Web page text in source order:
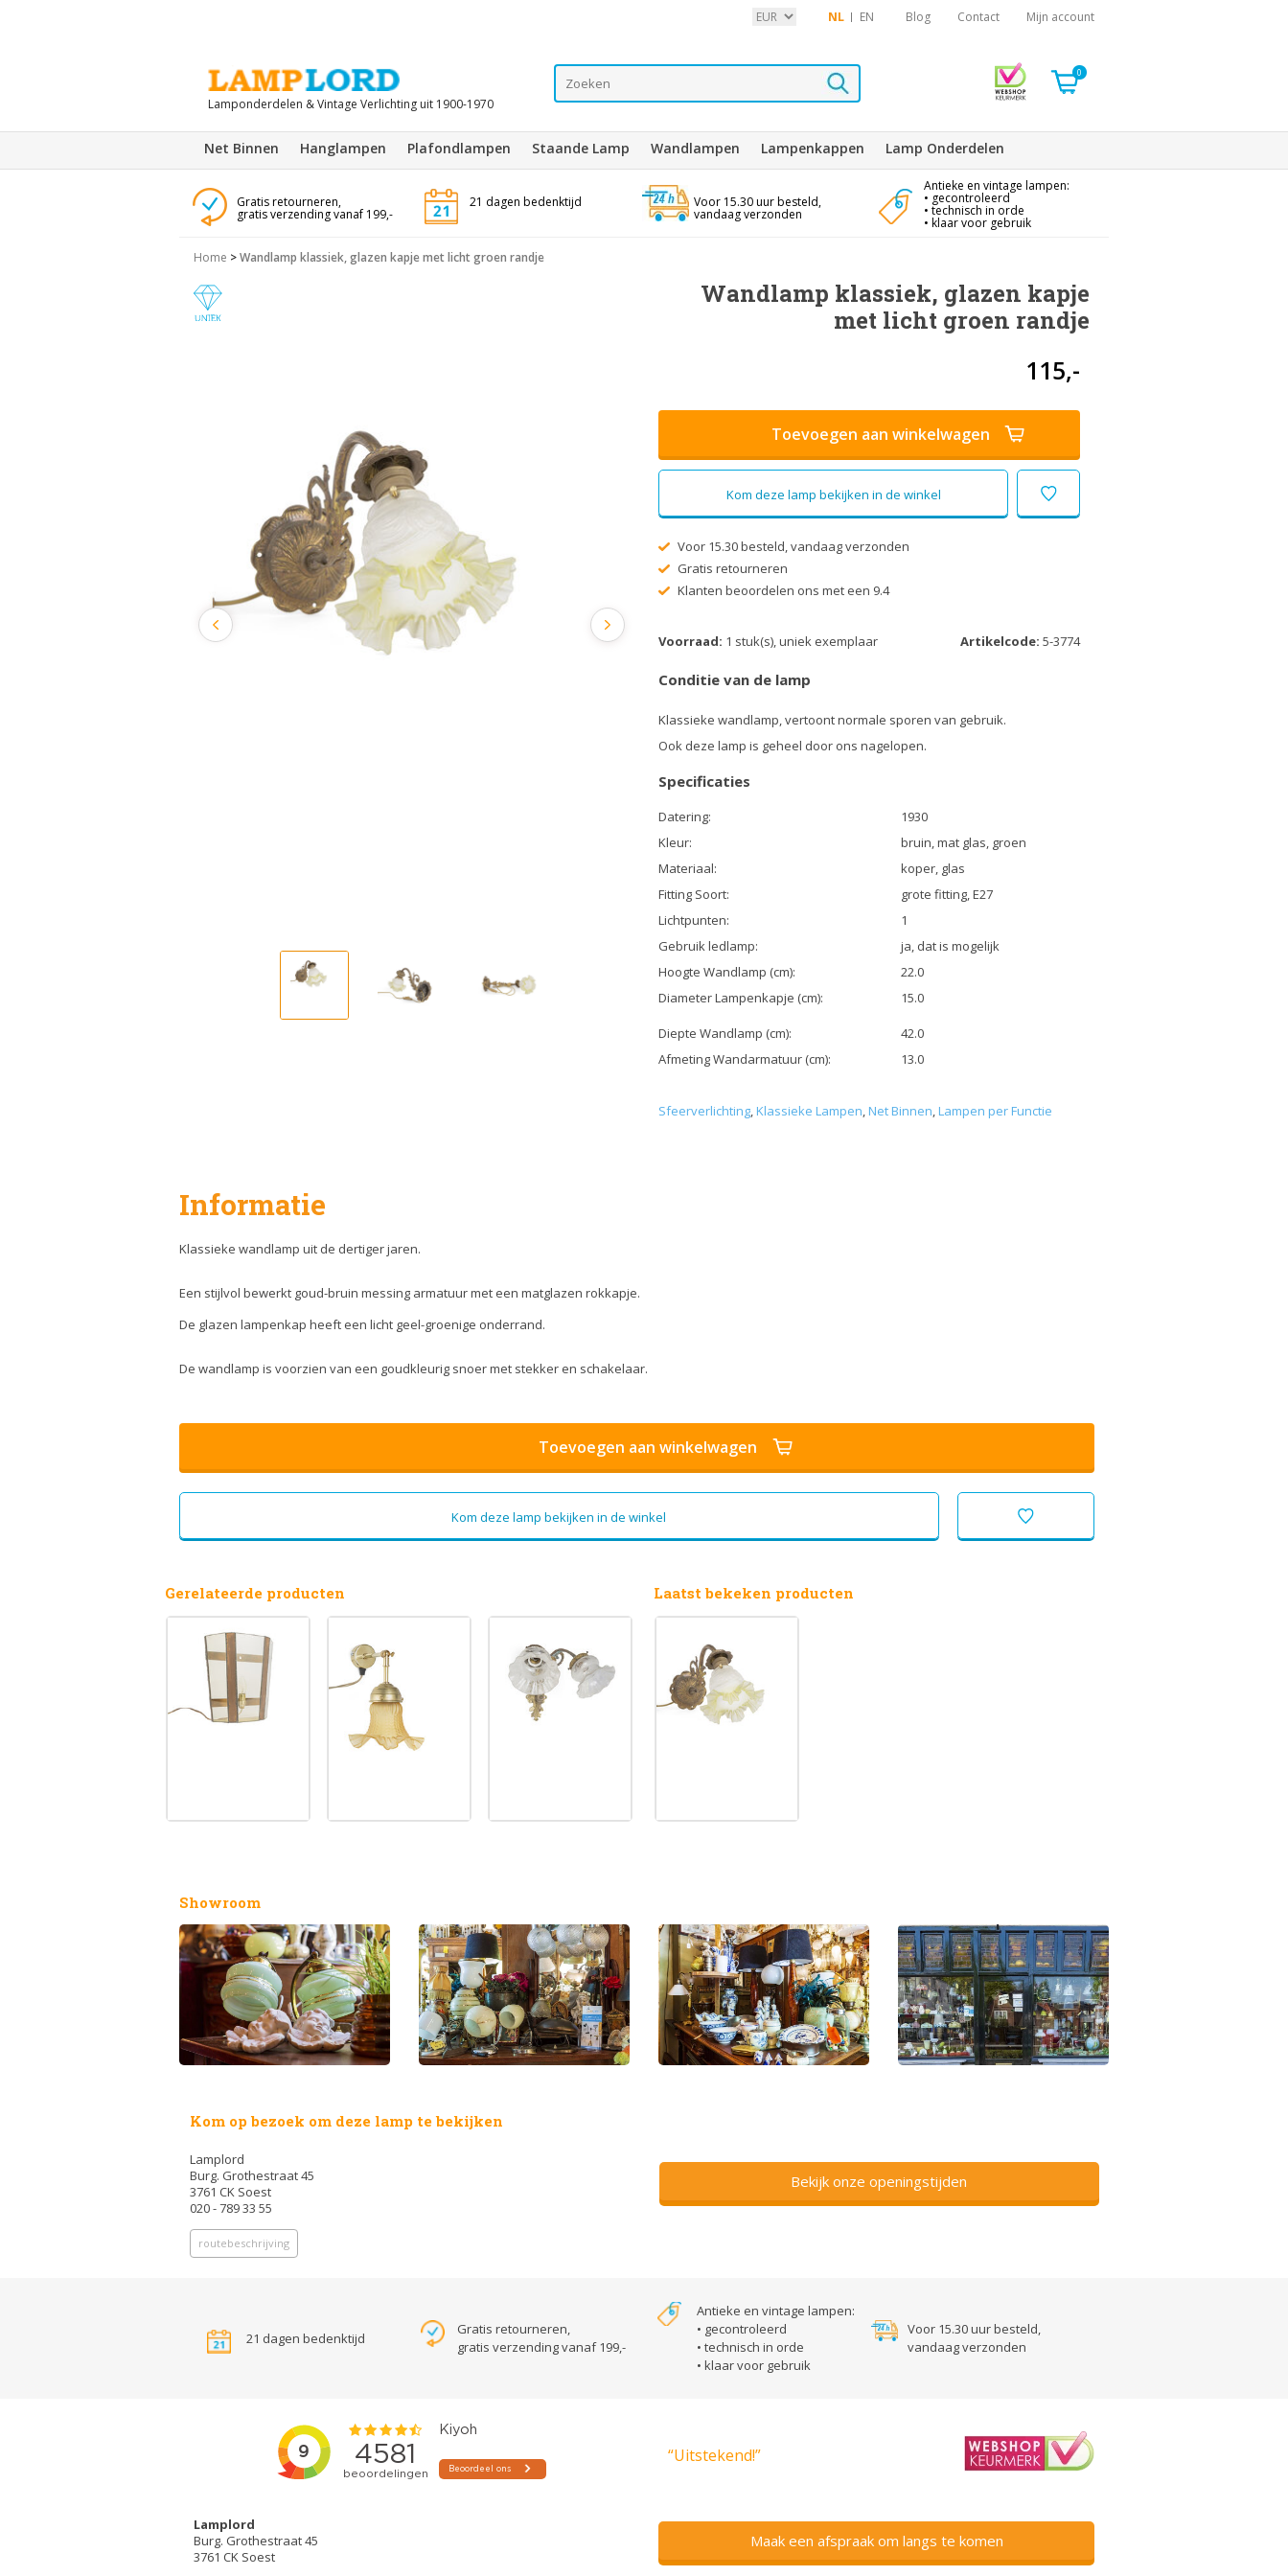
NL EN Blog Contact Mijn account
Lamponderdelen & Vintage Verlichting uit 1900-1970
0
Net Binnen Hanglampen Plafondlampen Staande Lamp Wandlampen Lampenkappen Lamp Onderdelen
Gratis retourneren,
gratis verzending vanaf 199,-
21 dagen bedenktijd Voor 15.30 uur besteld,
vandaag verzonden
Antieke en vintage lampen:
• gecontroleerd
• technisch in orde
• klaar voor gebruik
Home >Wandlamp klassiek, glazen kapje met licht groen randje
Wandlamp klassiek, glazen kapje
met licht groen randje
115,-
Toevoegen aan winkelwagen
Kom deze lamp bekijken in de winkel
Voor 15.30 besteld, vandaag verzonden
Gratis retourneren
Klanten beoordelen ons met een 9.4
Voorraad: 1 stuk(s), uniek exemplaar Artikelcode: 5-3774
Conditie van de lamp
Klassieke wandlamp, vertoont normale sporen van gebruik.
Ook deze lamp is geheel door ons nagelopen.
Specificaties
Datering:
1930
Kleur:
bruin, mat glas, groen
Materiaal:
koper, glas
Fitting Soort:
grote fitting, E27
Lichtpunten:
1
Gebruik ledlamp:
ja, dat is mogelijk
Hoogte Wandlamp (cm):
22.0
Diameter Lampenkapje (cm):
15.0
Diepte Wandlamp (cm):
42.0
Afmeting Wandarmatuur (cm):
13.0
Sfeerverlichting,Klassieke Lampen,Net Binnen,Lampen per Functie
Informatie
Klassieke wandlamp uit de dertiger jaren.
Een stijlvol bewerkt goud-bruin messing armatuur met een matglazen rokkapje.
De glazen lampenkap heeft een licht geel-groenige onderrand.
De wandlamp is voorzien van een goudkleurig snoer met stekker en schakelaar.
Toevoegen aan winkelwagen
Kom deze lamp bekijken in de winkel
Gerelateerde producten Laatst bekeken producten
Showroom
Kom op bezoek om deze lamp te bekijken
Lamplord
Burg. Grothestraat 45
3761 CK Soest
020 - 789 33 55
routebeschrijving
Bekijk onze openingstijden
21 dagen bedenktijd
Gratis retourneren,
gratis verzending vanaf 199,-
Antieke en vintage lampen:
• gecontroleerd
• technisch in orde
• klaar voor gebruik
Voor 15.30 uur besteld,
vandaag verzonden
“Uitstekend!”
Lamplord
Burg. Grothestraat 45
3761 CK Soest
Maak een afspraak om langs te komen